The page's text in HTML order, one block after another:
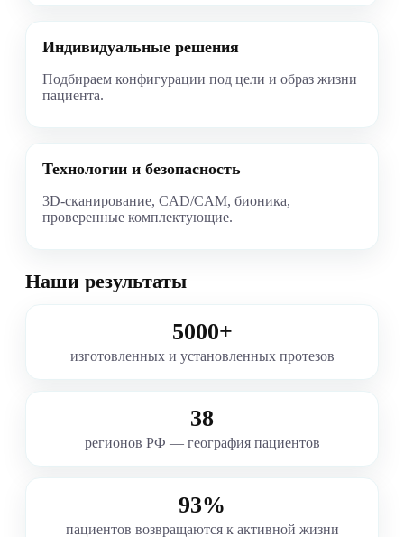
Индивидуальные решения
Подбираем конфигурации под цели и образ жизни
пациента.
Технологии и безопасность
3D-сканирование, CAD/CAM, бионика,
проверенные комплектующие.
Наши результаты
5000+
изготовленных и установленных протезов
38
регионов РФ — география пациентов
93%
пациентов возвращаются к активной жизни